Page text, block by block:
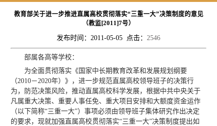
教育部关于进一步推进直属高校贯彻落实“三重一大”决策制度的意见
（教监[2011]7号）
发布时间：2011-05-05 点击： 2546
部属各高等学校：
为全面贯彻落实《国家中长期教育改革和发展规划纲要
（2010－2020年）》，进一步规范直属高校领导班子的决策行
为，防范决策风险，推动直属高校科学发展，根据中共中央关于
凡属重大决策、重要人事任免、重大项目安排和大额度资金运作
（以下简称“三重一大”）事项必须由领导班子集体研究作出决定
的要求，现就加强直属高校贯彻落实“三重一大”决策制度提出如